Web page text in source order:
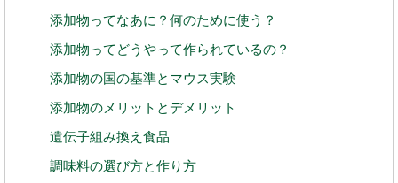
添加物ってなあに？何のために使う？
添加物ってどうやって作られているの？
添加物の国の基準とマウス実験
添加物のメリットとデメリット
遺伝子組み換え食品
調味料の選び方と作り方